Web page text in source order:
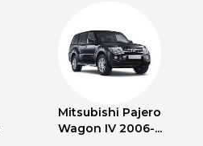
Mitsubishi Pajero
Wagon IV 2006-...